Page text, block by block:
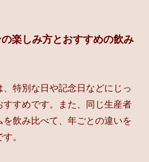
楽しみ方とおすすめの飲み
、特別な日や記念日などにじっ
すすめです。また、同じ生産者
飲み比べて、年ごとの違いを
。